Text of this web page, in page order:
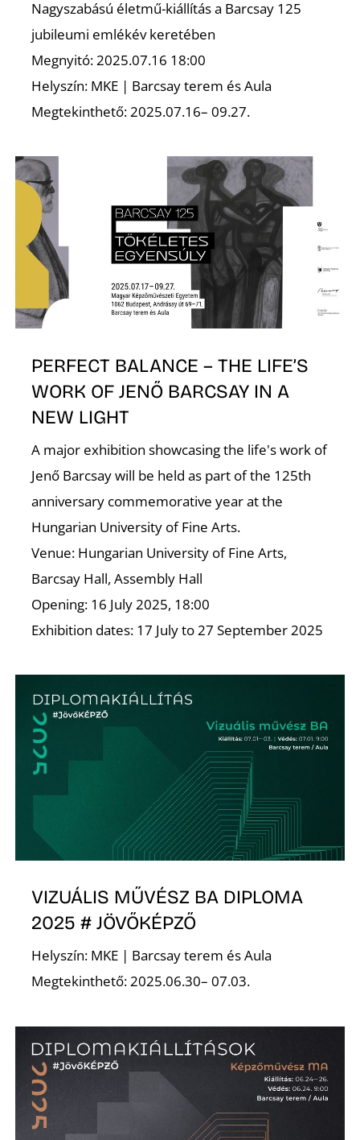
Nagyszabású életmű-kiállítás a Barcsay 125
jubileumi emlékév keretében
Megnyitó: 2025.07.16 18:00
Helyszín: MKE | Barcsay terem és Aula
Megtekinthető: 2025.07.16– 09.27.
PERFECT BALANCE – THE LIFE’S
WORK OF JENŐ BARCSAY IN A
NEW LIGHT
A major exhibition showcasing the life's work of
Jenő Barcsay will be held as part of the 125th
anniversary commemorative year at the
Hungarian University of Fine Arts.
Venue: Hungarian University of Fine Arts,
Barcsay Hall, Assembly Hall
Opening: 16 July 2025, 18:00
Exhibition dates: 17 July to 27 September 2025
VIZUÁLIS MŰVÉSZ BA DIPLOMA
2025 # JÖVŐKÉPZŐ
Helyszín: MKE | Barcsay terem és Aula
Megtekinthető: 2025.06.30– 07.03.